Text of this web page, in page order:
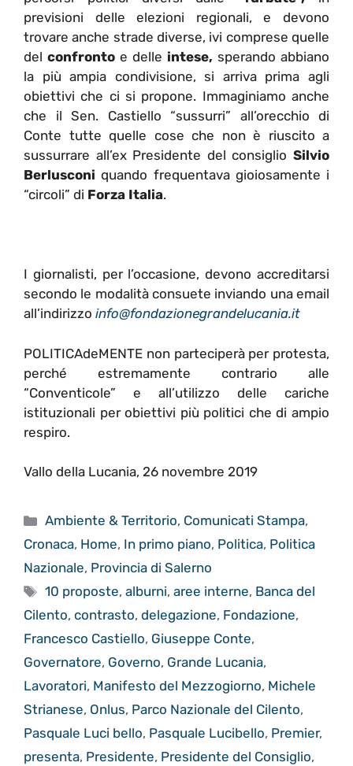
previsioni delle elezioni regionali, e devono
trovare anche strade diverse, ivi comprese quelle
del confronto e delle intese, sperando abbiano
la più ampia condivisione, si arriva prima agli
obiettivi che ci si propone. Immaginiamo anche
che il Sen. Castiello “sussurri” all’orecchio di
Conte tutte quelle cose che non è riuscito a
sussurrare all’ex Presidente del consiglio Silvio
Berlusconi quando frequentava gioiosamente i
“circoli” di Forza Italia.
I giornalisti, per l’occasione, devono accreditarsi
secondo le modalità consuete inviando una email
all’indirizzo info@fondazionegrandelucania.it
POLITICAdeMENTE non parteciperà per protesta,
perché estremamente contrario alle
“Conventicole” e all’utilizzo delle cariche
istituzionali per obiettivi più politici che di ampio
respiro.
Vallo della Lucania, 26 novembre 2019
Categorie
Ambiente & Territorio, Comunicati Stampa,
Cronaca, Home, In primo piano, Politica, Politica
Nazionale, Provincia di Salerno
Tag
10 proposte,alburni,aree interne, Banca del
Cilento, contrasto, delegazione, Fondazione,
Francesco Castiello, Giuseppe Conte,
Governatore, Governo, Grande Lucania,
Lavoratori, Manifesto del Mezzogiorno, Michele
Strianese, Onlus, Parco Nazionale del Cilento,
Pasquale Luci bello, Pasquale Lucibello, Premier,
presenta, Presidente, Presidente del Consiglio,